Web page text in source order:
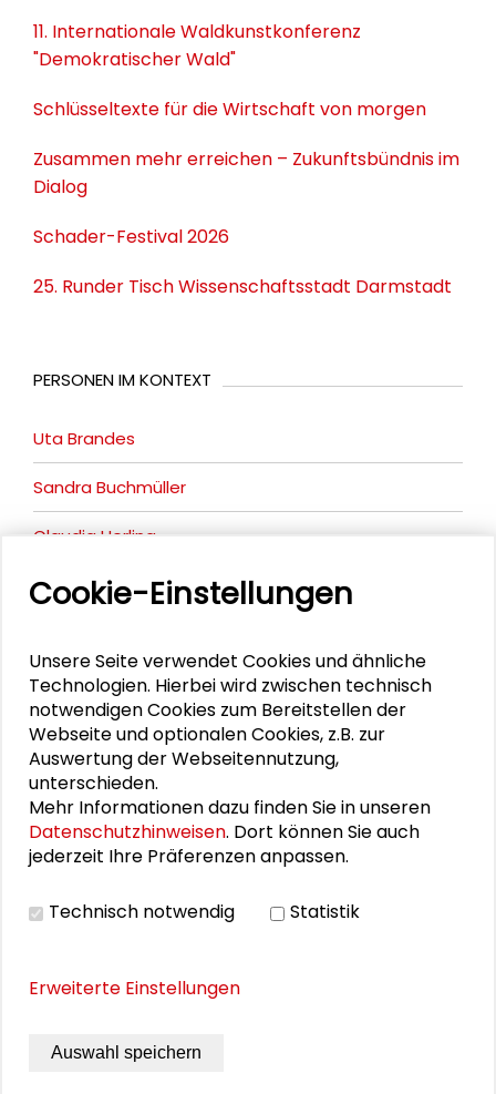
11. Internationale Waldkunstkonferenz
"Demokratischer Wald"
Schlüsseltexte für die Wirtschaft von morgen
Zusammen mehr erreichen – Zukunftsbündnis im
Dialog
Schader-Festival 2026
25. Runder Tisch Wissenschaftsstadt Darmstadt
PERSONEN IM KONTEXT
Uta Brandes
Sandra Buchmüller
Claudia Herling
Anshika Suri
Tatiana Soto Bermudez
DOWNLOADS
Flyer GDD Konferenz (DE)
Programm
Impressionen der Konferenz
Cookie-Einstellungen
Unsere Seite verwendet Cookies und ähnliche
Technologien. Hierbei wird zwischen technisch
notwendigen Cookies zum Bereitstellen der
Webseite und optionalen Cookies, z.B. zur
Auswertung der Webseitennutzung,
unterschieden.
Mehr Informationen dazu finden Sie in unseren
Datenschutzhinweisen. Dort können Sie auch
jederzeit Ihre Präferenzen anpassen.
Technisch notwendig Statistik
Erweiterte Einstellungen
Auswahl speichern